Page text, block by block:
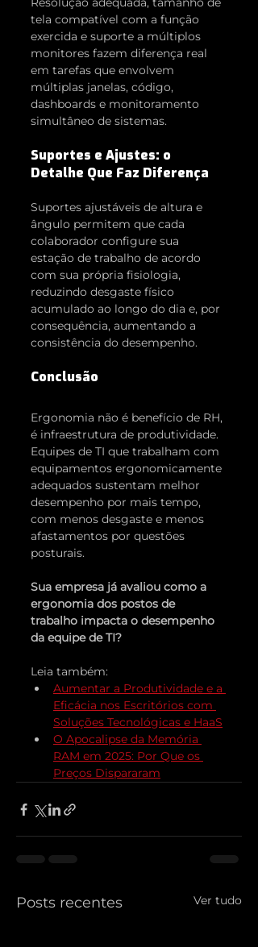
tela compatível com a função
exercida e suporte a múltiplos
monitores fazem diferença real
em tarefas que envolvem
múltiplas janelas, código,
dashboards e monitoramento
simultâneo de sistemas.
Suportes e Ajustes: o
Detalhe Que Faz Diferença
Suportes ajustáveis de altura e
ângulo permitem que cada
colaborador configure sua
estação de trabalho de acordo
com sua própria fisiologia,
reduzindo desgaste físico
acumulado ao longo do dia e, por
consequência, aumentando a
consistência do desempenho.
Conclusão
Ergonomia não é benefício de RH,
é infraestrutura de produtividade.
Equipes de TI que trabalham com
equipamentos ergonomicamente
adequados sustentam melhor
desempenho por mais tempo,
com menos desgaste e menos
afastamentos por questões
posturais.
Sua empresa já avaliou como a
ergonomia dos postos de
trabalho impacta o desempenho
da equipe de TI?
Leia também:
Aumentar a Produtividade e a
Eficácia nos Escritórios com
Soluções Tecnológicas e HaaS
O Apocalipse da Memória
RAM em 2025: Por Que os
Preços Dispararam
Posts recentes Ver tudo